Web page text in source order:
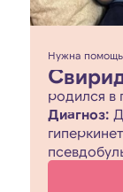
Нужна
родился в
Диагноз: